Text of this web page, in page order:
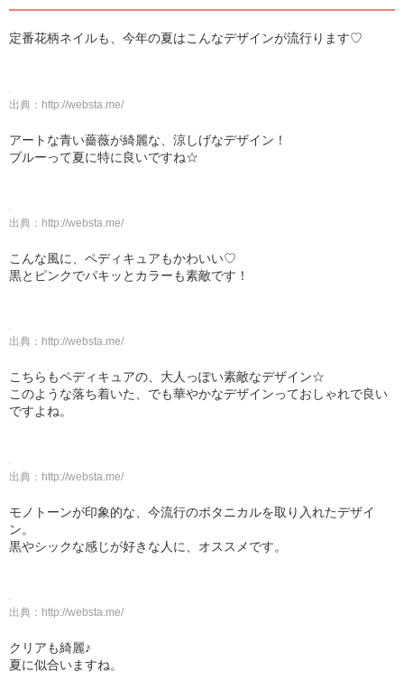
定番花柄ネイルも、今年の夏はこんなデザインが流行ります♡
出典： http://websta.me/
アートな青い薔薇が綺麗な、涼しげなデザイン！
ブルーって夏に特に良いですね☆
出典： http://websta.me/
こんな風に、ペディキュアもかわいい♡
黒とピンクでパキッとカラーも素敵です！
出典： http://websta.me/
こちらもペディキュアの、大人っぽい素敵なデザイン☆
このような落ち着いた、でも華やかなデザインっておしゃれで良い
ですよね。
出典： http://websta.me/
モノトーンが印象的な、今流行のボタニカルを取り入れたデザイ
ン。
黒やシックな感じが好きな人に、オススメです。
出典： http://websta.me/
クリアも綺麗♪
夏に似合いますね。